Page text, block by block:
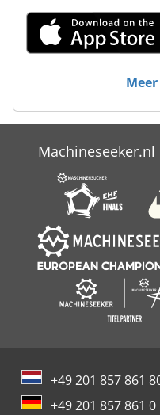
+49 201 857 861
+49 201 857 861 0